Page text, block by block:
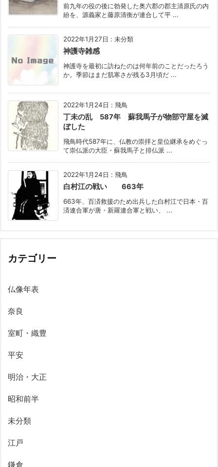
前九年の役の後に勃発した奥六郡の郡主清原氏の内
紛を、源義家と藤原清衡が連合して平 ...
2022年1月27日 : 未分類
神護寺雑感
神護寺を最初に訪ねたのは何年前のことだったろう
か。季節はまだ肌寒さが残る3月頃だ ...
2022年1月24日 : 飛鳥
丁未の乱 587年 蘇我馬子が物部守屋を滅
ぼした
飛鳥時代587年に、仏教の崇拝と皇位継承をめぐっ
て崇仏派の大臣・蘇我馬子と排仏派 ...
2022年1月24日 : 飛鳥
白村江の戦い 663年
663年、百済救援のため出兵した白村江で日本・百
済連合軍が唐・新羅連合軍と戦い、 ...
カテゴリー
仏像年表
奈良
室町・織豊
平安
明治・大正
昭和前半
未分類
江戸
鎌倉